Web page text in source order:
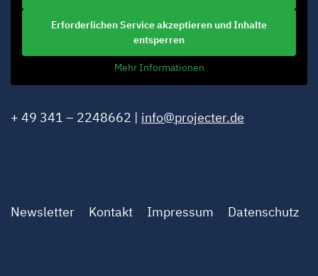
Erforderlichen Service akzeptieren und Inhalte
entsperren
Mehr Informationen
+ 49 341 – 2248662 | info@projecter.de
Newsletter Kontakt Impressum Datenschutz